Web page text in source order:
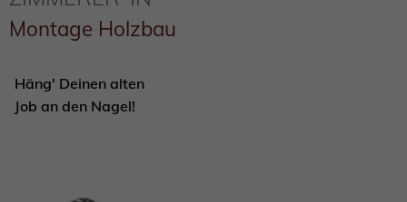
Montage Holzbau
Häng' Deinen alten
Job an den Nagel!